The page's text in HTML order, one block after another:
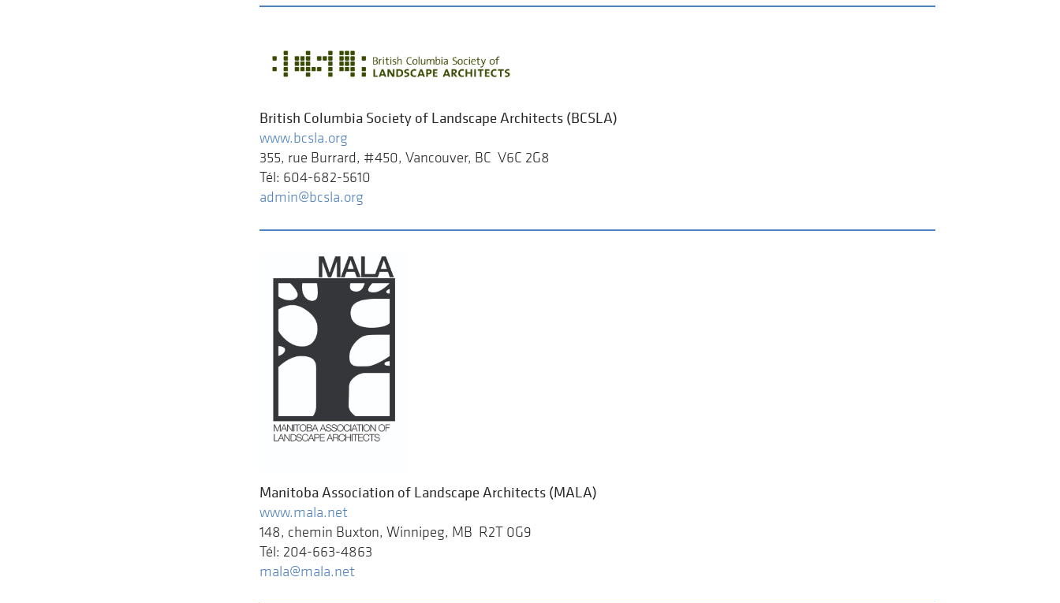
British Columbia Society of Landscape Architects (BCSLA)
www.bcsla.org
355, rue Burrard, #450, Vancouver, BC V6C 2G8
Tél: 604-682-5610
admin@bcsla.org
Manitoba Association of Landscape Architects (MALA)
www.mala.net
148, chemin Buxton, Winnipeg, MB R2T 0G9
Tél: 204-663-4863
mala@mala.net